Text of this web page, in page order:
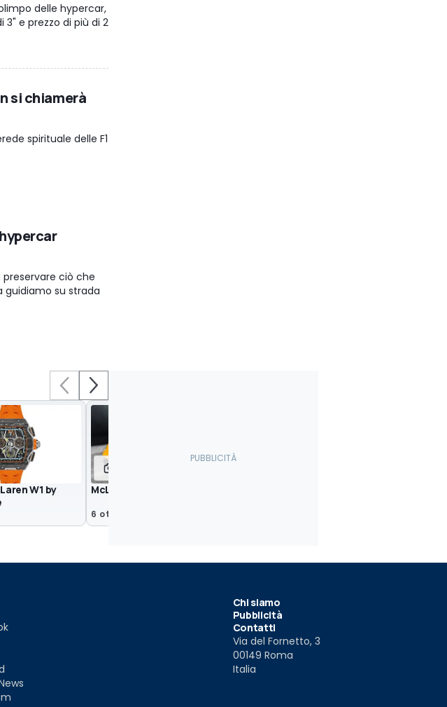
delle hypercar,
e prezzo di più di 2
si chiamerà
spirituale delle F1
preservare ciò che
guidiamo su strada
W1 by
McLaren W1
6 ott 2024
Chi siamo
Pubblicità
Contatti
Via del Fornetto, 3
00149 Roma
Italia